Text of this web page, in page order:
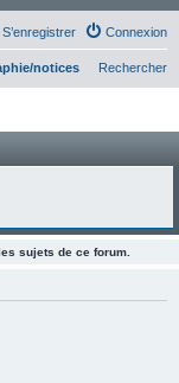
Connexion
S’enregistrer
notices Rechercher
sujets de ce forum.